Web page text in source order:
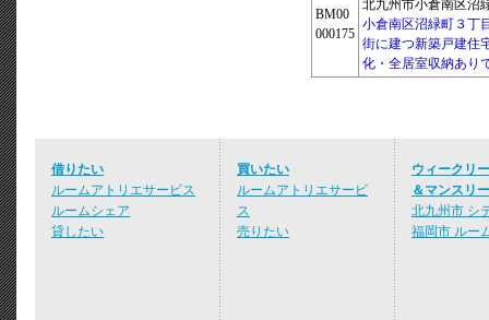
BM00
000175
北九州市小倉南区沼
小倉南区沼緑町３丁
街に建つ新築戸建住
化・全居室収納あり
借りたい
ルームアトリエサービス
ルームシェア
貸したい
買いたい
ルームアトリエサービ
ス
売りたい
ウィークリー
＆マンスリ
北九州市 シ
福岡市 ルー